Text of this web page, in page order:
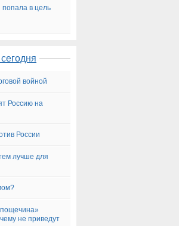
в цель
войной
Россию на
России
лучше для
не приведут